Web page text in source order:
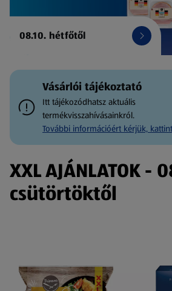
08.10. hétfőtől
Vásárlói tájékoztató
Itt tájékozódhatsz aktuális
termékvisszahívásainkról.
További információért kérjük,
XXL AJÁNLATOK -
csütörtöktől